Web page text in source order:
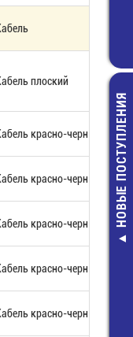
BYV26EНОВЫЕ ПОСТУПЛЕНИЯ
плоский
красно-черный
красно-черный
красно-черный
красно-черный
красно-черный